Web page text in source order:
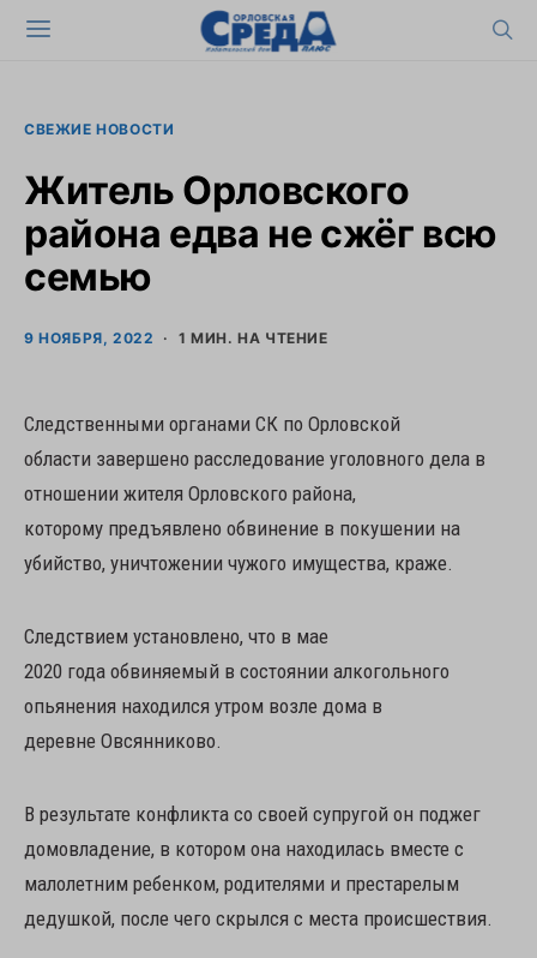
СВЕЖИЕ НОВОСТИ
Житель Орловского
района едва не сжёг всю
семью
9 НОЯБРЯ, 2022 1 МИН. НА ЧТЕНИЕ
Следственными органами СК по Орловской
области завершено расследование уголовного дела в
отношении жителя Орловского района,
которому предъявлено обвинение в покушении на
убийство, уничтожении чужого имущества, краже.
Следствием установлено, что в мае
2020 года обвиняемый в состоянии алкогольного
опьянения находился утром возле дома в
деревне Овсянниково.
В результате конфликта со своей супругой он поджег
домовладение, в котором она находилась вместе с
малолетним ребенком, родителями и престарелым
дедушкой, после чего скрылся с места происшествия.